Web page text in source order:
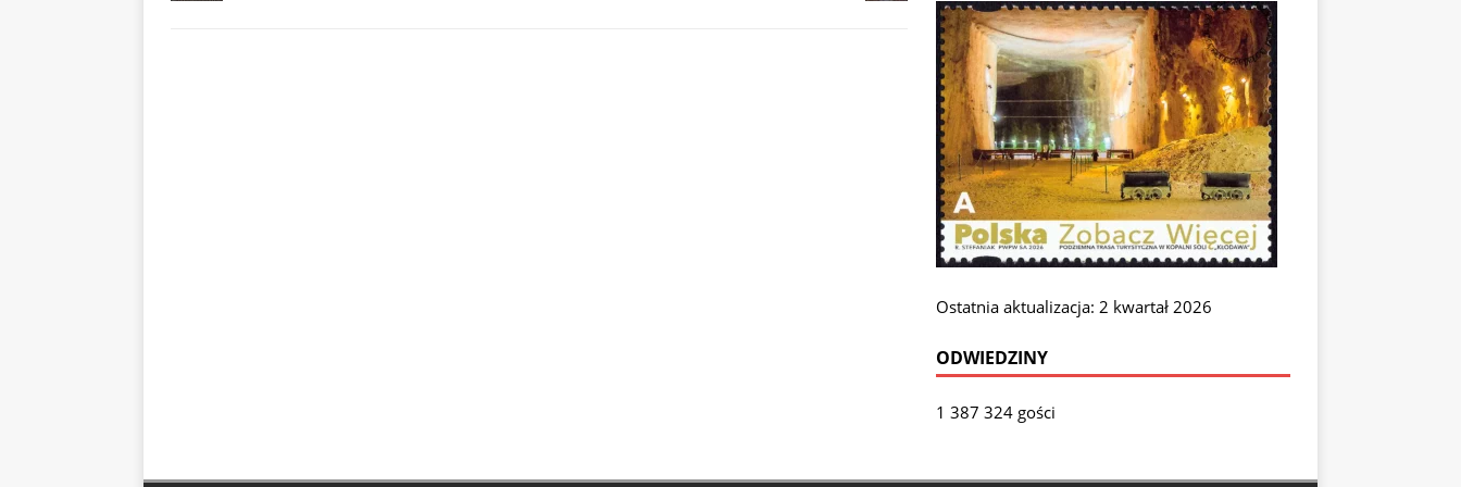
Ostatnia aktualizacja: 2 kwartał 2026
ODWIEDZINY
1 387 324 gości